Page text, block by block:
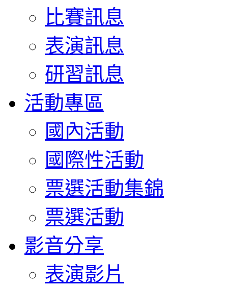
比賽訊息
表演訊息
研習訊息
活動專區
國內活動
國際性活動
票選活動集錦
票選活動
影音分享
表演影片